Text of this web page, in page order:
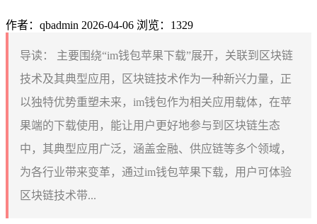
作者：qbadmin 2026-04-06 浏览：1329
导读：
主要围绕“im钱包苹果下载”展开，关联到区块链
技术及其典型应用，区块链技术作为一种新兴力量，正
以独特优势重塑未来，im钱包作为相关应用载体，在苹
果端的下载使用，能让用户更好地参与到区块链生态
中，其典型应用广泛，涵盖金融、供应链等多个领域，
为各行业带来变革，通过im钱包苹果下载，用户可体验
区块链技术带...